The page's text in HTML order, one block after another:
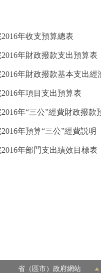
年收支預算總表
年財政撥款支出預算表
年財政撥款基本支出經
年項目支出預算表
年“三公”經費財政撥款
年預算“三公”經費説明
年部門支出績效目標表
省（區市）政府網站